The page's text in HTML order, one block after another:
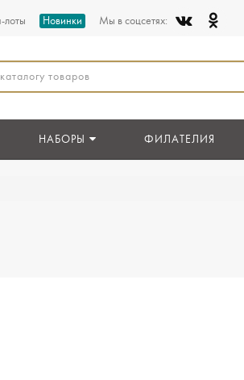
лоты Новинки Мы в соцсетях:
НАБОРЫ ФИЛАТЕЛИЯ